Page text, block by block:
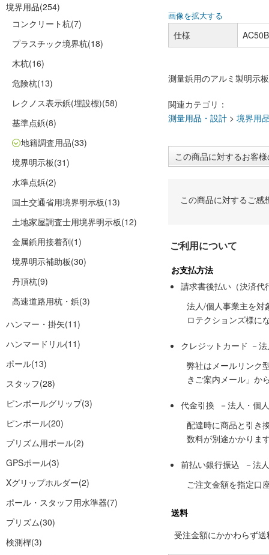
境界用品(254)
コンクリート杭(7)
プラスチック境界杭(18)
木杭(16)
危険杭(13)
レクノス表示鋲(埋設標)(58)
基準点鋲(8)
地籍調査用品(33)
境界明示板(31)
水準点鋲(2)
国土交通省用境界明示板(13)
土地家屋調査士用境界明示板(12)
金属鋲用接着剤(1)
境界明示補助板(30)
丹頂杭(9)
高速道路用杭・鋲(3)
ハンマー・掛矢(11)
ハンマードリル(11)
ポール(13)
スタッフ(28)
ピンポールグリップ(3)
ピンポール(20)
プリズム用ポール(2)
GPSポール(3)
Xグリップホルダー(2)
ポール・スタッフ用水準器(7)
プリズム(30)
検測桿(3)
画像を拡大する
仕様
測量鋲用のアルミ製明示板
関連カテゴリ：
測量用品・設計 > 境界用
この商品に対するお客
この商品に対するご感
ご利用について
お支払方法
請求書後払い（決済代
法人/個人事業主を対
ロテクションズ様に
クレジットカード －
弊社はメールリンク
きご案内メール」か
代金引換 －法人・個
配達時に商品と引き
数料が別途かかりま
前払い銀行振込 －法
ご注文金額を指定口
送料
受注金額にかかわらず